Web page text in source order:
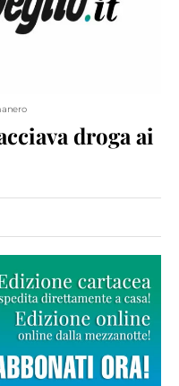
droga ai